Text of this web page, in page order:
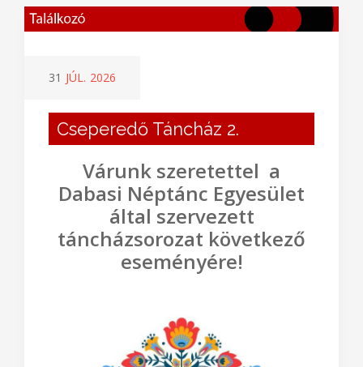
31 JÚL. 2026
Cseperedő Táncház 2.
Várunk szeretettel a
Dabasi Néptánc Egyesület
által szervezett
táncházsorozat következő
eseményére!